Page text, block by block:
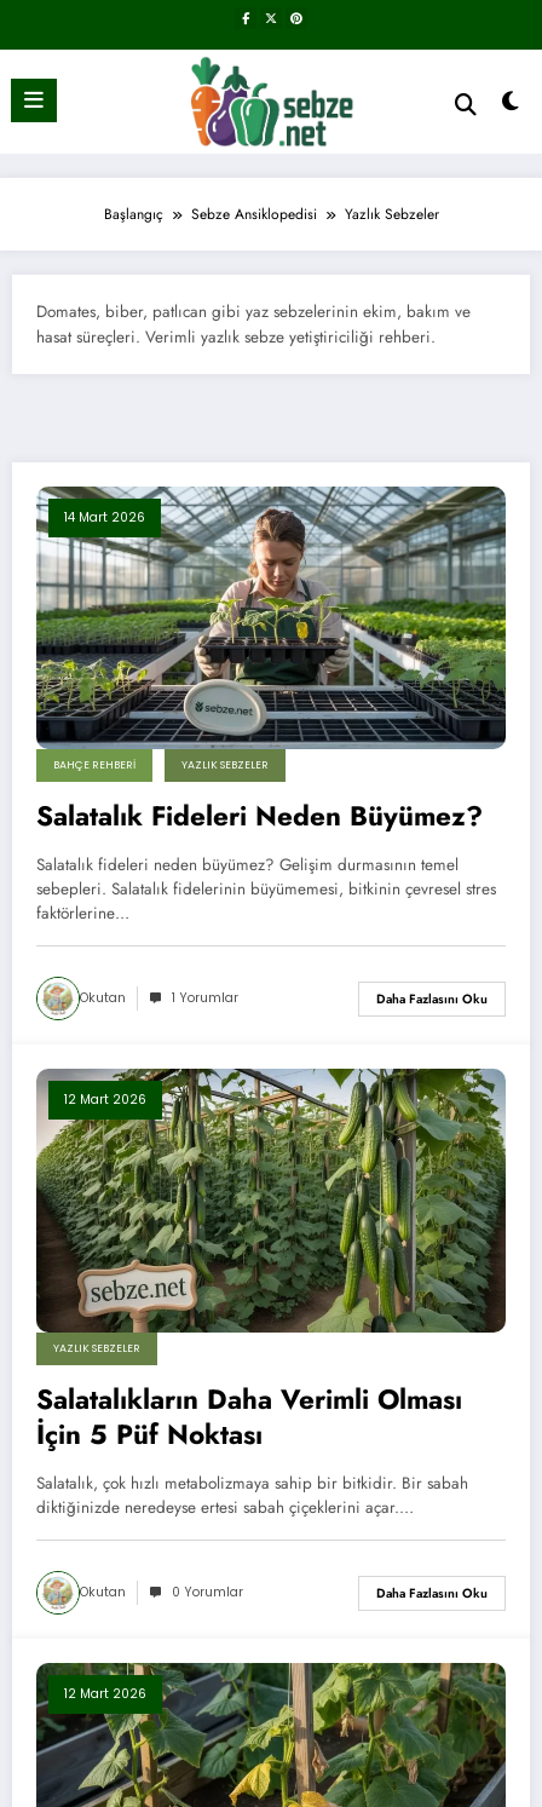
Başlangıç Sebze Ansiklopedisi Yazlık Sebzeler
Domates, biber, patlıcan gibi yaz sebzelerinin ekim, bakım ve
hasat süreçleri. Verimli yazlık sebze yetiştiriciliği rehberi.
14 Mart 2026
BAHÇE REHBERI YAZLIK SEBZELER
Salatalık Fideleri Neden Büyümez?
Salatalık fideleri neden büyümez? Gelişim durmasının temel
sebepleri. Salatalık fidelerinin büyümemesi, bitkinin çevresel stres
faktörlerine…
Okutan 1 Yorumlar Daha Fazlasını Oku
12 Mart 2026
YAZLIK SEBZELER
Salatalıkların Daha Verimli Olması
İçin 5 Püf Noktası
Salatalık, çok hızlı metabolizmaya sahip bir bitkidir. Bir sabah
diktiğinizde neredeyse ertesi sabah çiçeklerini açar.…
Okutan 0 Yorumlar Daha Fazlasını Oku
12 Mart 2026